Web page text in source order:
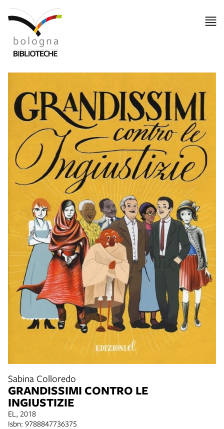
Sabina Colloredo
GRANDISSIMI CONTRO LE
INGIUSTIZIE
EL, 2018
Isbn: 9788847736375